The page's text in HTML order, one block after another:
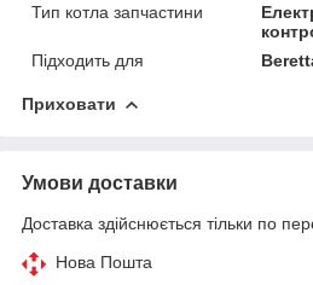
Тип котла запчастини
Підходить для
Приховати
Умови доставки
Доставка здійснюється тільки по
Нова Пошта